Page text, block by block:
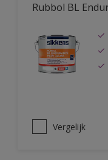
Rubbol BL
Vergelijk